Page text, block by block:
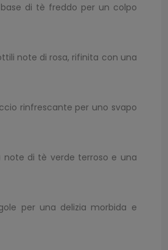
di tè freddo per un colpo
note di rosa, rifinita con una
rinfrescante per uno svapo
di tè verde terroso e una
per una delizia morbida e